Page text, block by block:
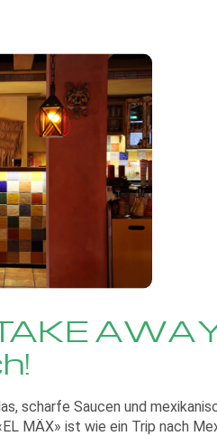
scharfe Saucen und
MÄX» ist wie ein Trip nach